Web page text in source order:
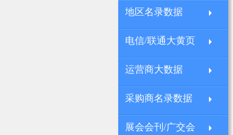
地区名录数据
电信/联通大黄页
运营商大数据
采购商名录数据
展会会刊/广交会